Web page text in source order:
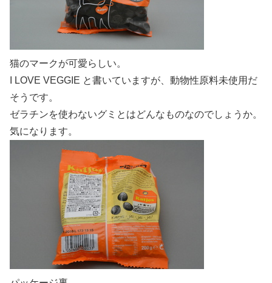
猫のマークが可愛らしい。
I LOVE VEGGIE と書いていますが、動物性原料未使用だ
そうです。
ゼラチンを使わないグミとはどんなものなのでしょうか。
気になります。